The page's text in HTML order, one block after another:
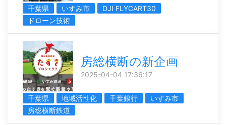
千葉県
いすみ市
DJI FLYCART30
ドローン技術
房総横断の新企画
2025-04-04 17:36:17
千葉県 地域活性化 千葉銀行
いすみ市
房総横断鉄道